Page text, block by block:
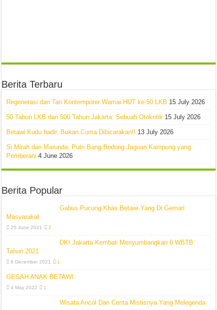
Berita Terbaru
Regenerasi dan Tari Kontemporer Warnai HUT ke-50 LKB 15 July 2026
50 Tahun LKB dan 500 Tahun Jakarta: Sebuah Otokritik 15 July 2026
Betawi Kudu hadir, Bukan Cuma Dibicarakan!! 13 July 2026
Si Mirah dari Marunda, Putri Bang Bodong Jagoan Kampung yang
Pemberani 4 June 2026
Berita Popular
Gabus Pucung Khas Betawi Yang Di Gemari
Masyarakat
25 June 2021 2
DKI Jakarta Kembali Menyumbangkan 6 WBTB
Tahun 2021
8 December 2021 1
GESAH ANAK BETAWI
4 May 2022 1
Wisata Ancol Dan Cerita Mistisnya Yang Melegenda